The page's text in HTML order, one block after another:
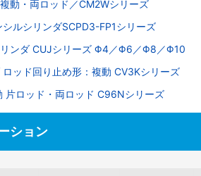
動・両ロッド／CM2Wシリーズ
ルシリンダSCPD3-FP1シリーズ
リンダ CUJシリーズ Φ4／Φ6／Φ8／Φ10
ッド回り止め形：複動 CV3Kシリーズ
片ロッド・両ロッド C96Nシリーズ
ション